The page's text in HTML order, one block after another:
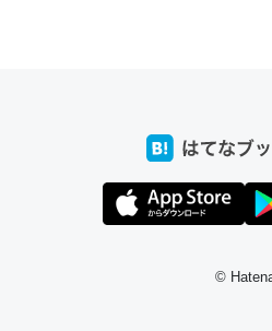
り時間を日数にすると1週間とか
それを実質100倍以上に伸ばす
─たまにLINEするくらいだった遠方の
コミュニケーションが劇的に変化した
©